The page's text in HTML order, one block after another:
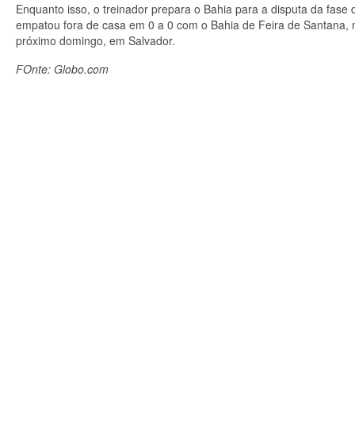
Enquanto isso, o treinador prepara o Bahia para a disputa da
empatou fora de casa em 0 a 0 com o Bahia de Feira de
próximo domingo, em Salvador.
FOnte: Globo.com